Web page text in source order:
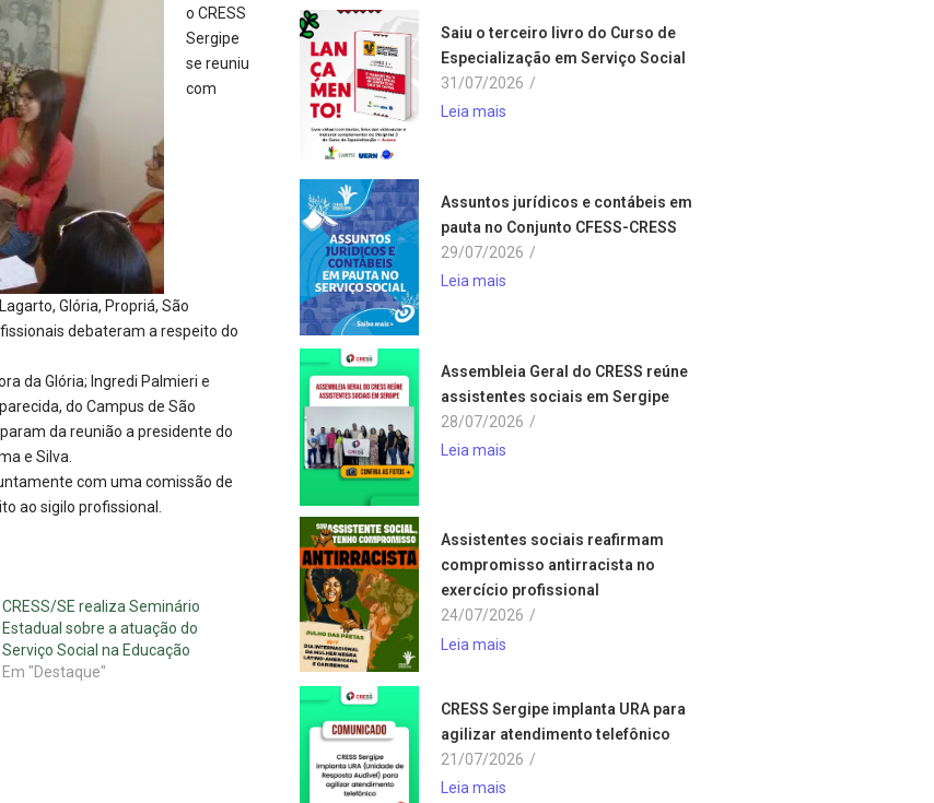
o CRESS
Sergipe
se reuniu
com
Glória, Propriá, São
debateram a respeito do
da Glória; Ingredi Palmieri e
do Campus de São
da reunião a presidente do
e Silva.
com uma comissão de
ao sigilo profissional.
CRESS/SE realiza Seminário
Estadual sobre a atuação do
Serviço Social na Educação
Em "Destaque"
Saiu o terceiro livro do Curso de
Especialização em Serviço Social
31/07/2026 /
Leia mais
Assuntos jurídicos e contábeis em
pauta no Conjunto CFESS-CRESS
29/07/2026 /
Leia mais
Assembleia Geral do CRESS reúne
assistentes sociais em Sergipe
28/07/2026 /
Leia mais
Assistentes sociais reafirmam
compromisso antirracista no
exercício profissional
24/07/2026 /
Leia mais
CRESS Sergipe implanta URA para
agilizar atendimento telefônico
21/07/2026 /
Leia mais